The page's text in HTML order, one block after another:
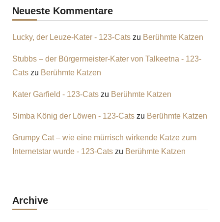
Neueste Kommentare
Lucky, der Leuze-Kater - 123-Catszu Berühmte Katzen
Stubbs – der Bürgermeister-Kater von Talkeetna - 123-
Catszu Berühmte Katzen
Kater Garfield - 123-Catszu Berühmte Katzen
Simba König der Löwen - 123-Catszu Berühmte Katzen
Grumpy Cat – wie eine mürrisch wirkende Katze zum
Internetstar wurde - 123-Catszu Berühmte Katzen
Archive